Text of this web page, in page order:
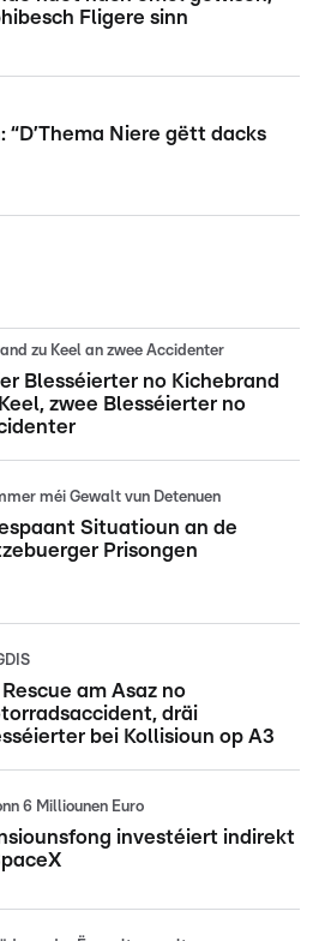
Fligere sinn
Niere gëtt dacks
zu Keel an zwee Accidenter
Blesséierter no Kichebrand
zwee Blesséierter no
méi Gewalt vun Detenuen
Situatioun an de
Prisongen
am Asaz no
dräi
bei Kollisioun op A3
6 Milliounen Euro
investéiert indirekt